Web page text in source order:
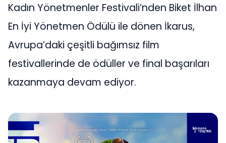
Kadın Yönetmenler Festivali’nden Biket İlhan
En İyi Yönetmen Ödülü ile dönen İkarus,
Avrupa’daki çeşitli bağımsız film
festivallerinde de ödüller ve final başarıları
kazanmaya devam ediyor.